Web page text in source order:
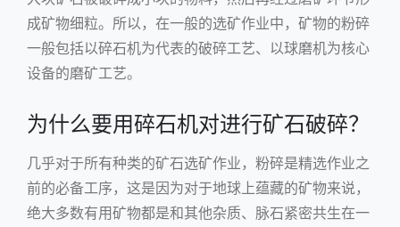
成矿物细粒。所以，在一般的选矿作业中，矿物的粉碎
一般包括以碎石机为代表的破碎工艺、以球磨机为核心
设备的磨矿工艺。
为什么要用碎石机对进行矿石破碎？
几乎对于所有种类的矿石选矿作业，粉碎是精选作业之
前的必备工序，这是因为对于地球上蕴藏的矿物来说，
绝大多数有用矿物都是和其他杂质、脉石紧密共生在一